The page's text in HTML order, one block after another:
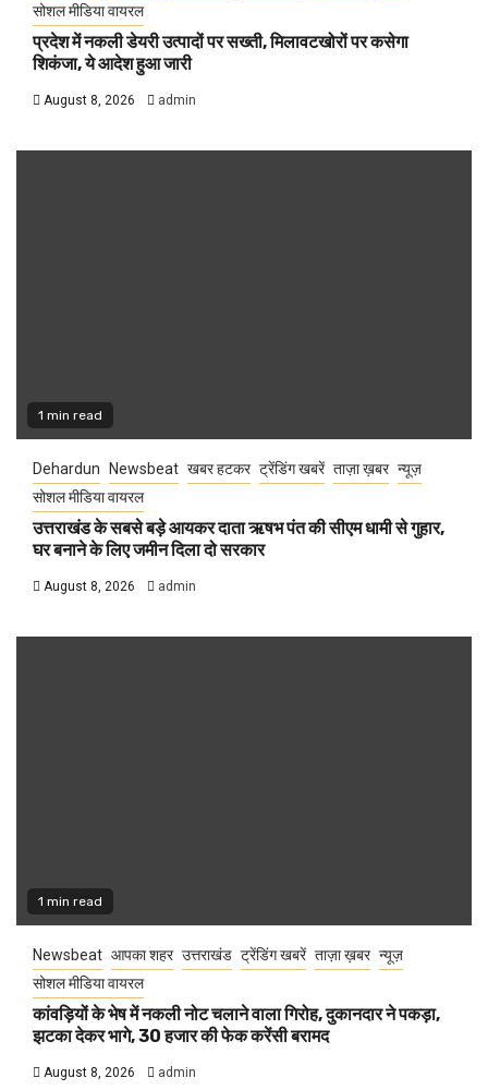
सोशल मीडिया वायरल
प्रदेश में नकली डेयरी उत्पादों पर सख्ती, मिलावटखोरों पर कसेगा
शिकंजा, ये आदेश हुआ जारी
August 8, 2026 admin
1 min read
Dehardun Newsbeat खबर हटकर ट्रेंडिंग खबरें ताज़ा ख़बर न्यूज़
सोशल मीडिया वायरल
उत्तराखंड के सबसे बड़े आयकर दाता ऋषभ पंत की सीएम धामी से गुहार,
घर बनाने के लिए जमीन दिला दो सरकार
August 8, 2026 admin
1 min read
Newsbeat आपका शहर उत्तराखंड ट्रेंडिंग खबरें ताज़ा ख़बर न्यूज़
सोशल मीडिया वायरल
कांवड़ियों के भेष में नकली नोट चलाने वाला गिरोह, दुकानदार ने पकड़ा,
झटका देकर भागे, 30 हजार की फेक करेंसी बरामद
August 8, 2026 admin